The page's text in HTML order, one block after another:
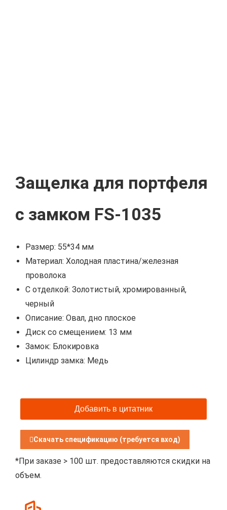
Защелка для портфеля
с замком FS-1035
Размер: 55*34 мм
Материал: Холодная пластина/железная
проволока
С отделкой: Золотистый, хромированный,
черный
Описание: Овал, дно плоское
Диск со смещением: 13 мм
Замок: Блокировка
Цилиндр замка: Медь
Добавить в цитатник
Скачать спецификацию (требуется вход)
*При заказе > 100 шт. предоставляются скидки на
объем.